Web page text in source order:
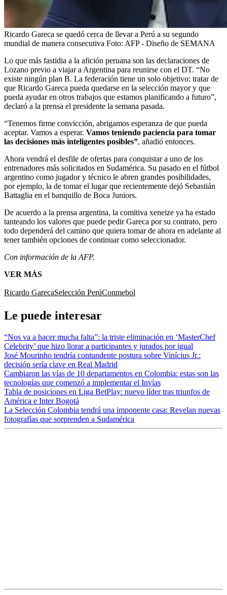
Ricardo Gareca se quedó cerca de llevar a Perú a su segundo
mundial de manera consecutiva Foto: AFP - Diseño de SEMANA
Lo que más fastidia a la afición peruana son las declaraciones de
Lozano previo a viajar a Argentina para reunirse con el DT. “No
existe ningún plan B. La federación tiene un solo objetivo: tratar de
que Ricardo Gareca pueda quedarse en la selección mayor y que
pueda ayudar en otros trabajos que estamos planificando a futuro”,
declaró a la prensa el presidente la semana pasada.
“Tenemos firme convicción, abrigamos esperanza de que pueda
aceptar. Vamos a esperar. Vamos teniendo paciencia para tomar
las decisiones más inteligentes posibles”, añadió entonces.
Ahora vendrá el desfile de ofertas para conquistar a uno de los
entrenadores más solicitados en Sudamérica. Su pasado en el fútbol
argentino como jugador y técnico le abren grandes posibilidades,
por ejemplo, la de tomar el lugar que recientemente dejó Sebastián
Battaglia en el banquillo de Boca Juniors.
De acuerdo a la prensa argentina, la comitiva xeneize ya ha estado
tanteando los valores que puede pedir Gareca por su contrato, pero
todo dependerá del camino que quiera tomar de ahora en adelante al
tener también opciones de continuar como seleccionador.
Con información de la AFP.
VER MÁS
Ricardo GarecaSelección PerúConmebol
Le puede interesar
“Nos va a hacer mucha falta”: la triste eliminación en ‘MasterChef
Celebrity’ que hizo llorar a participantes y jurados por igual
José Mourinho tendría contundente postura sobre Vinícius Jr.:
decisión sería clave en Real Madrid
Cambiaron las vías de 10 departamentos en Colombia: estas son las
tecnologías que comenzó a implementar el Invías
Tabla de posiciones en Liga BetPlay: nuevo líder tras triunfos de
América e Inter Bogotá
La Selección Colombia tendrá una imponente casa: Revelan nuevas
fotografías que sorprenden a Sudamérica